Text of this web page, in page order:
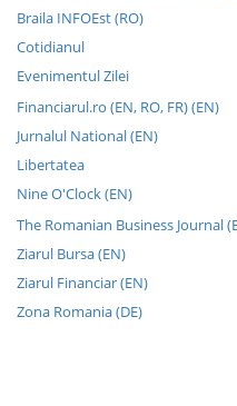
Braila INFOEst (RO)
Cotidianul
Evenimentul Zilei
Financiarul.ro (EN, RO, FR) (EN)
Jurnalul National (EN)
Libertatea
Nine O'Clock (EN)
The Romanian Business Journal
Ziarul Bursa (EN)
Ziarul Financiar (EN)
Zona Romania (DE)